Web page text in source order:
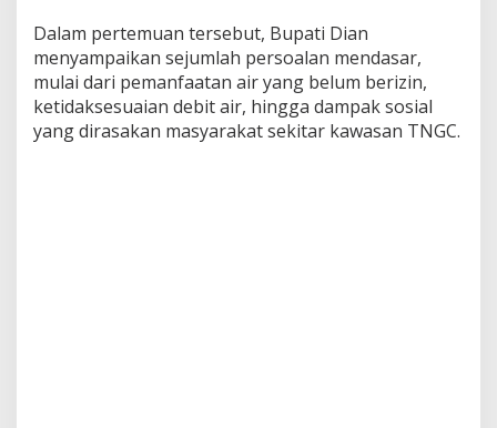
Dalam pertemuan tersebut, Bupati Dian
menyampaikan sejumlah persoalan mendasar,
mulai dari pemanfaatan air yang belum berizin,
ketidaksesuaian debit air, hingga dampak sosial
yang dirasakan masyarakat sekitar kawasan TNGC.